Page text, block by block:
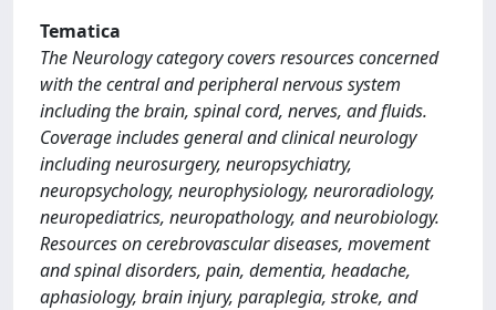
Tematica
The Neurology category covers resources concerned
with the central and peripheral nervous system
including the brain, spinal cord, nerves, and fluids.
Coverage includes general and clinical neurology
including neurosurgery, neuropsychiatry,
neuropsychology, neurophysiology, neuroradiology,
neuropediatrics, neuropathology, and neurobiology.
Resources on cerebrovascular diseases, movement
and spinal disorders, pain, dementia, headache,
aphasiology, brain injury, paraplegia, stroke, and